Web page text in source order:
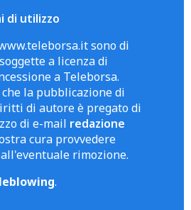
di utilizzo
sono di
a licenza di
a Teleborsa.
la pubblicazione di
di autore è pregato di
di e-mail redazione
cura provvedere
rimozione.
.